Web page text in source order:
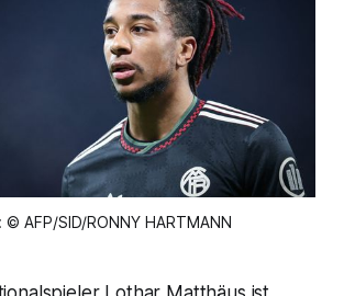
© AFP/SID/RONNY HARTMANN